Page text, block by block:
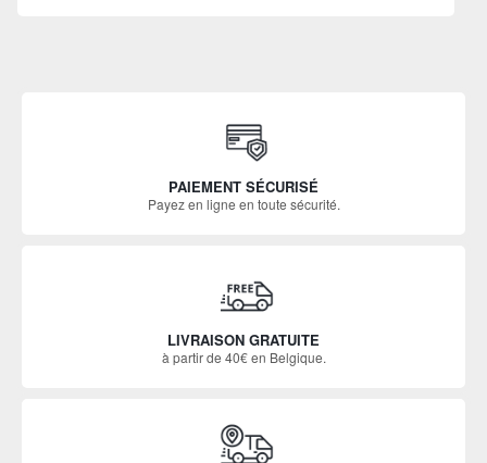
PAIEMENT SÉCURISÉ
Payez en ligne en toute sécurité.
LIVRAISON GRATUITE
à partir de 40€ en Belgique.